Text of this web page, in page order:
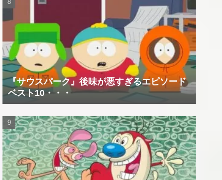
『サウスパーク』後味が悪すぎるエピソード
ベスト10・・・